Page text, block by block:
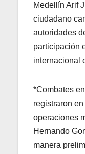
Medellín Arif
ciudadano
autoridades
participación
internacional
*Combates
registraron
operaciones
Hernando
manera